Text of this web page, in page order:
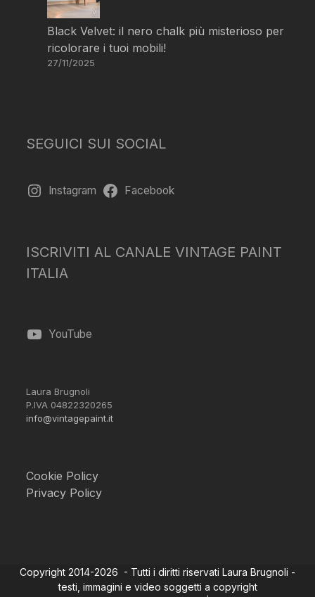
Black Velvet: il nero chalk più misterioso per
ricolorare i tuoi mobili!
27/11/2025
SEGUICI SUI SOCIAL
Instagram Facebook
ISCRIVITI AL CANALE VINTAGE PAINT
ITALIA
YouTube
Laura Brugnoli
P.IVA 04822320265
info@vintagepaint.it
Cookie Policy
Privacy Policy
Copyright 2014-2026 - Tutti i diritti riservati Laura Brugnoli -
testi, immagini e video soggetti a copyright